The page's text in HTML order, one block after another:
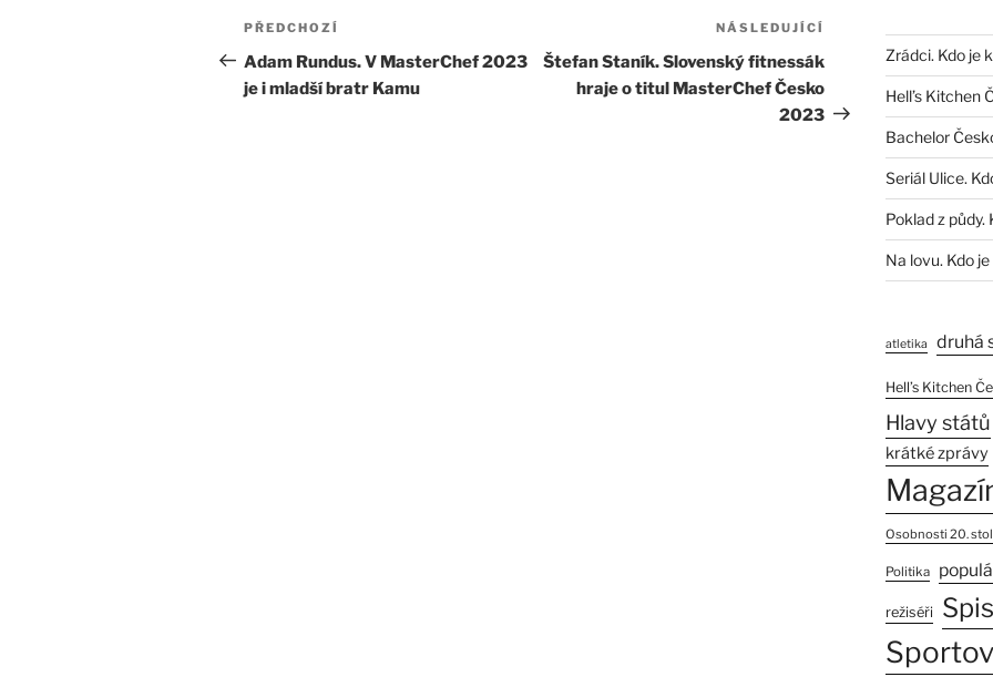
Navigace
pro
příspěvek
Předchozí
příspěvek
PŘEDCHOZÍ
Adam Rundus. V MasterChef 2023
je i mladší bratr Kamu
Následující
příspěvek
NÁSLEDUJÍCÍ
Štefan Staník. Slovenský fitnessák
hraje o titul MasterChef Česko
2023
Zrádci. Kdo je
Hell’s Kitchen
Bachelor
Seriál Ulice.
Poklad z půdy.
Na lovu. Kdo
atletika druhá
Hell’s Kitchen
Hlavy států
krátké zprávy
Osobnosti 20.
Politika
režiséři